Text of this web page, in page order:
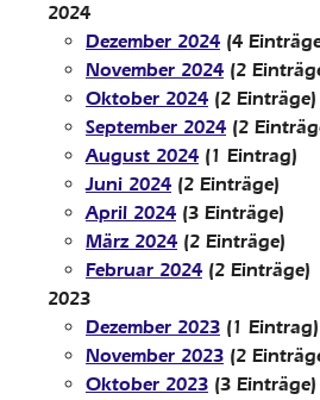
2024
Dezember 2024 (4
November 2024 (2
Oktober 2024 (2 Einträge)
September 2024 (2
August 2024 (1 Eintrag)
Juni 2024 (2 Einträge)
April 2024 (3 Einträge)
März 2024 (2 Einträge)
Februar 2024 (2 Einträge)
2023
Dezember 2023 (1 Eintrag)
November 2023 (2
Oktober 2023 (3 Einträge)